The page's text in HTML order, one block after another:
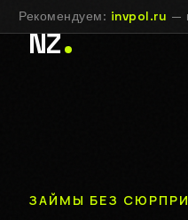
Рекомендуем: invpol.ru —
NZ
ЗАЙМЫ БЕЗ